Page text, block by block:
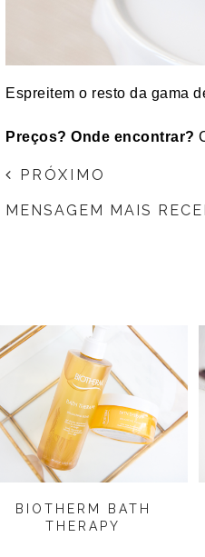
Espreitem o resto da gama
Preços? Onde encontrar?
PRÓXIMO
MENSAGEM MAIS
BIOTHERM BATH
THERAPY